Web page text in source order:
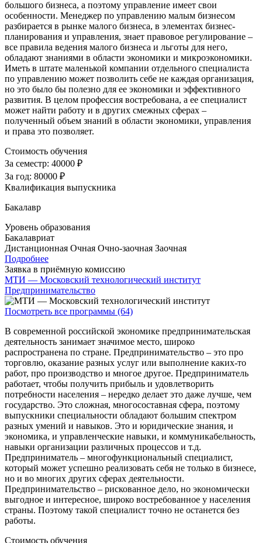
большого бизнеса, а поэтому управление имеет свои
особенности. Менеджер по управлению малым бизнесом
разбирается в рынке малого бизнеса, в элементах бизнес-
планирования и управления, знает правовое регулирование –
все правила ведения малого бизнеса и льготы для него,
обладают знаниями в области экономики и микроэкономики.
Иметь в штате маленькой компании отдельного специалиста
по управлению может позволить себе не каждая организация,
но это было бы полезно для ее экономики и эффективного
развития. В целом профессия востребована, а ее специалист
может найти работу и в других смежных сферах –
полученный объем знаний в области экономики, управления
и права это позволяет.
Стоимость обучения
За семестр: 40000 ₽
За год: 80000 ₽
Квалификация выпускника
Бакалавр
Уровень образования
Бакалавриат
Дистанционная Очная Очно-заочная Заочная
Подробнее
Заявка в приёмную комиссию
МТИ — Московский технологический институт
Предпринимательство
Посмотреть все программы (64)
В современной российской экономике предпринимательская
деятельность занимает значимое место, широко
распространена по стране. Предпринимательство – это про
торговлю, оказание разных услуг или выполнение каких-то
работ, про производство и многое другое. Предприниматель
работает, чтобы получить прибыль и удовлетворить
потребности населения – нередко делает это даже лучше, чем
государство. Это сложная, многосоставная сфера, поэтому
выпускники специальности обладают большим спектром
разных умений и навыков. Это и юридические знания, и
экономика, и управленческие навыки, и коммуникабельность,
навыки организации различных процессов и т.д.
Предприниматель – многофункциональный специалист,
который может успешно реализовать себя не только в бизнесе,
но и во многих других сферах деятельности.
Предпринимательство – рискованное дело, но экономически
выгодное и интересное, широко востребованное у населения
страны. Поэтому такой специалист точно не останется без
работы.
Стоимость обучения